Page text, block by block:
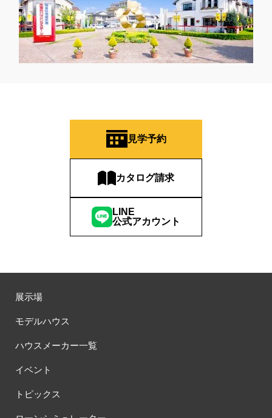
見学予約
カタログ請求
LINE
公式アカウント
展示場
モデルハウス
ハウスメーカー一覧
イベント
トピックス